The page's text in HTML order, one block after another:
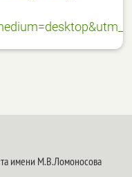
имени М.В.Ломоносова